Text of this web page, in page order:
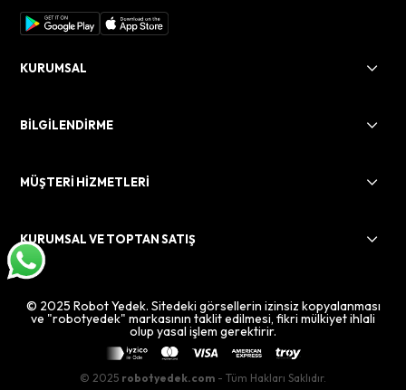
KURUMSAL
BİLGİLENDİRME
MÜŞTERİ HİZMETLERİ
KURUMSAL VE TOPTAN SATIŞ
© 2025 Robot Yedek. Sitedeki görsellerin izinsiz kopyalanması
ve "robotyedek" markasının taklit edilmesi, fikri mülkiyet ihlali
olup yasal işlem gerektirir.
© 2025 robotyedek.com - Tüm Hakları Saklıdır.